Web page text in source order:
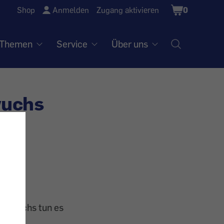
Shop Anmelden Zugang aktivieren
Shopping
Cart
0
Service Über uns
sechs tun es